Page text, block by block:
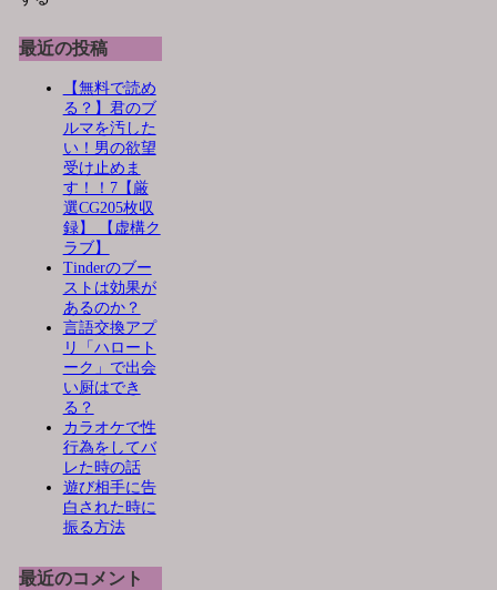
最近の投稿
【無料で読め
る？】君のブ
ルマを汚した
い！男の欲望
受け止めま
す！！7【厳
選CG205枚収
録】 【虚構ク
ラブ】
Tinderのブー
ストは効果が
あるのか？
言語交換アプ
リ「ハロート
ーク」で出会
い厨はでき
る？
カラオケで性
行為をしてバ
レた時の話
遊び相手に告
白された時に
振る方法
最近のコメント